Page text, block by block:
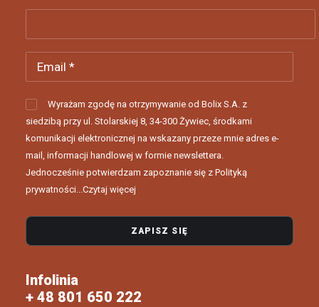
Wyrażam zgodę na otrzymywanie od Bolix S.A. z
siedzibą przy ul. Stolarskiej 8, 34-300 Żywiec, środkami
komunikacji elektronicznej na wskazany przeze mnie adres e-
mail, informacji handlowej w formie newslettera.
Jednocześnie potwierdzam zapoznanie się z Polityką
prywatności...Czytaj więcej
Infolinia
+ 48 801 650 222